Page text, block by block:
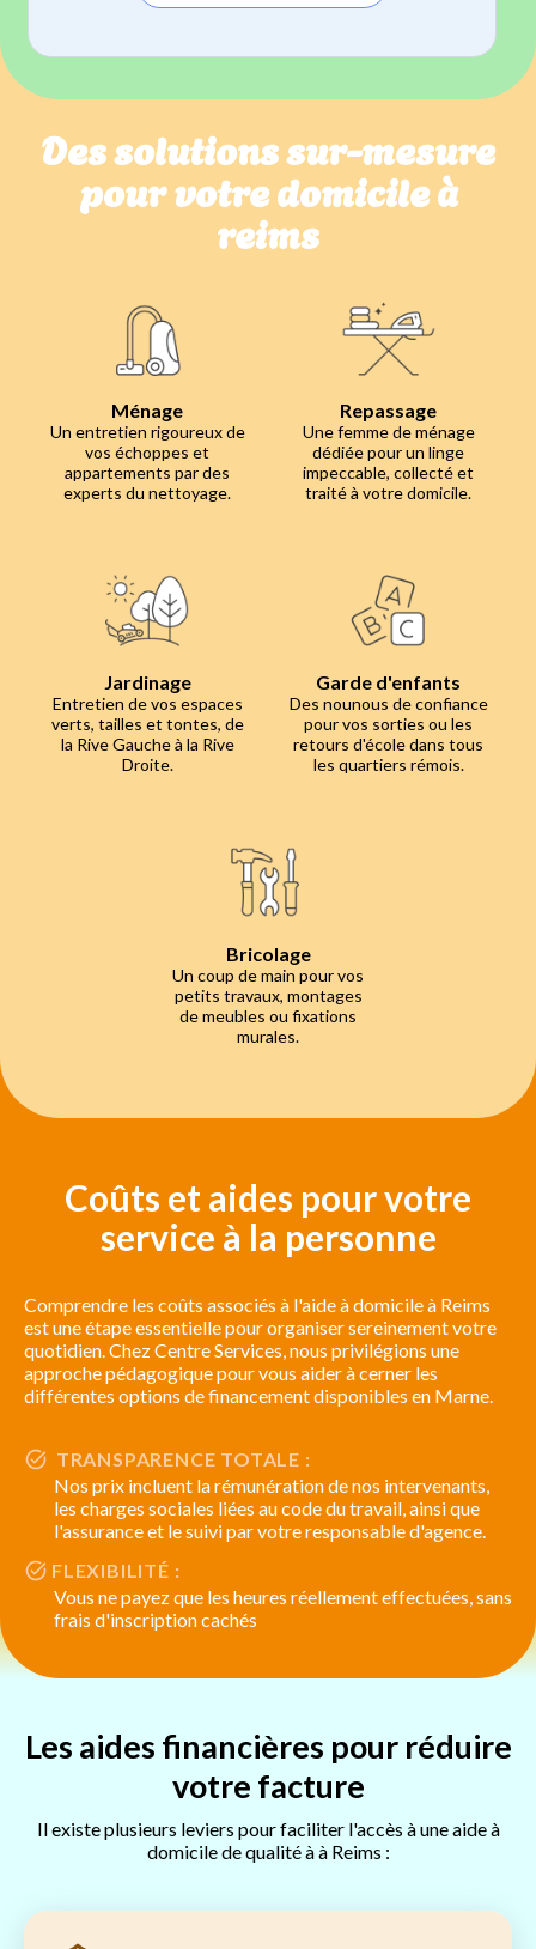
Des solutions sur-mesure
pour votre domicile à
reims
Ménage
Un entretien rigoureux de
vos échoppes et
appartements par des
experts du nettoyage.
Repassage
Une femme de ménage
dédiée pour un linge
impeccable, collecté et
traité à votre domicile.
Jardinage
Entretien de vos espaces
verts, tailles et tontes, de
la Rive Gauche à la Rive
Droite.
Garde d'enfants
Des nounous de confiance
pour vos sorties ou les
retours d'école dans tous
les quartiers rémois.
Bricolage
Un coup de main pour vos
petits travaux, montages
de meubles ou fixations
murales.
Coûts et aides pour votre
service à la personne
Comprendre les coûts associés à l'aide à domicile à Reims
est une étape essentielle pour organiser sereinement votre
quotidien. Chez Centre Services, nous privilégions une
approche pédagogique pour vous aider à cerner les
différentes options de financement disponibles en Marne.
TRANSPARENCE TOTALE :
Nos prix incluent la rémunération de nos intervenants,
les charges sociales liées au code du travail, ainsi que
l'assurance et le suivi par votre responsable d'agence.
FLEXIBILITÉ :
Vous ne payez que les heures réellement effectuées, sans
frais d'inscription cachés
Les aides financières pour réduire
votre facture
Il existe plusieurs leviers pour faciliter l'accès à une aide à
domicile de qualité à à Reims :